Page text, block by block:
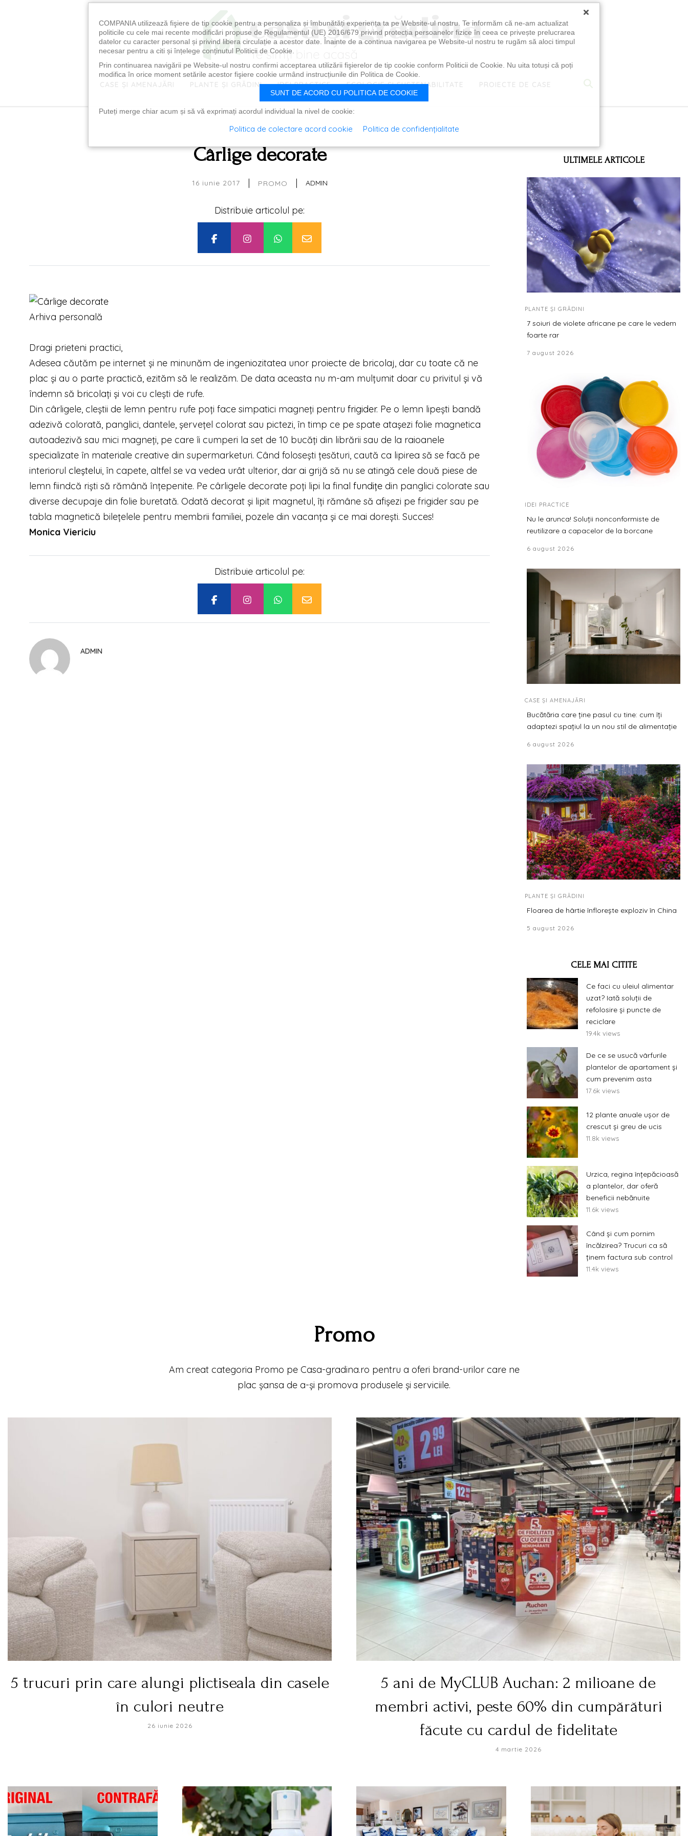
CASE ȘI AMENAJĂRI PLANTE ȘI GRĂDINI IDEI PRACTICE ECOLOGIE ȘI SUSTENABILITATE PROIECTE DE CASE
Cârlige decorate
16 iunie 2017 | PROMO | ADMIN
Distribuie articolul pe:
Arhiva personală
Dragi prieteni practici,
Adesea căutăm pe internet și ne minunăm de ingeniozitatea unor proiecte de bricolaj, dar cu toate că ne
plac și au o parte practică, ezităm să le realizăm. De data aceasta nu m-am mulțumit doar cu privitul și vă
îndemn să bricolați și voi cu clești de rufe.
Din cârligele, cleștii de lemn pentru rufe poți face simpatici magneți pentru frigider. Pe o lemn lipești bandă
adezivă colorată, panglici, dantele, șervețel colorat sau pictezi, în timp ce pe spate atașezi folie magnetica
autoadezivă sau mici magneți, pe care îi cumperi la set de 10 bucăți din librării sau de la raioanele
specializate în materiale creative din supermarketuri. Când folosești țesături, caută ca lipirea să se facă pe
interiorul cleștelui, în capete, altfel se va vedea urât ulterior, dar ai grijă să nu se atingă cele două piese de
lemn fiindcă riști să rămână înțepenite. Pe cârligele decorate poți lipi la final fundițe din panglici colorate sau
diverse decupaje din folie buretată. Odată decorat și lipit magnetul, îți rămâne să afișezi pe frigider sau pe
tabla magnetică bilețelele pentru membrii familiei, pozele din vacanța și ce mai dorești. Succes!
Monica Viericiu
Distribuie articolul pe:
ADMIN
ULTIMELE ARTICOLE
PLANTE ȘI GRĂDINI
7 soiuri de violete africane pe care le vedem
foarte rar
7 august 2026
IDEI PRACTICE
Nu le arunca! Soluții nonconformiste de
reutilizare a capacelor de la borcane
6 august 2026
CASE ȘI AMENAJĂRI
Bucătăria care ține pasul cu tine: cum îți
adaptezi spațiul la un nou stil de alimentație
6 august 2026
PLANTE ȘI GRĂDINI
Floarea de hârtie înflorește exploziv în China
5 august 2026
CELE MAI CITITE
Ce faci cu uleiul alimentar
uzat? Iată soluții de
refolosire și puncte de
reciclare
19.4k views
De ce se usucă vârfurile
plantelor de apartament și
cum prevenim asta
17.6k views
12 plante anuale ușor de
crescut și greu de ucis
11.8k views
Urzica, regina înțepăcioasă
a plantelor, dar oferă
beneficii nebănuite
11.6k views
Când și cum pornim
încălzirea? Trucuri ca să
ținem factura sub control
11.4k views
Promo
Am creat categoria Promo pe Casa-gradina.ro pentru a oferi brand-urilor care ne
plac șansa de a-și promova produsele și serviciile.
5 trucuri prin care alungi plictiseala din casele
în culori neutre
26 iunie 2026
5 ani de MyCLUB Auchan: 2 milioane de
membri activi, peste 60% din cumpărături
făcute cu cardul de fidelitate
4 martie 2026
×
COMPANIA utilizează fişiere de tip cookie pentru a personaliza și îmbunătăți experiența ta pe Website-ul nostru. Te informăm că ne-am actualizat
politicile cu cele mai recente modificări propuse de Regulamentul (UE) 2016/679 privind protecția persoanelor fizice în ceea ce privește prelucrarea
datelor cu caracter personal și privind libera circulație a acestor date. Înainte de a continua navigarea pe Website-ul nostru te rugăm să aloci timpul
necesar pentru a citi și înțelege conținutul Politicii de Cookie.
Prin continuarea navigării pe Website-ul nostru confirmi acceptarea utilizării fişierelor de tip cookie conform Politicii de Cookie. Nu uita totuși că poți
modifica în orice moment setările acestor fişiere cookie urmând instrucțiunile din Politica de Cookie.
SUNT DE ACORD CU POLITICA DE COOKIE
Puteți merge chiar acum și să vă exprimați acordul individual la nivel de cookie:
Politica de colectare acord cookie Politica de confidențialitate